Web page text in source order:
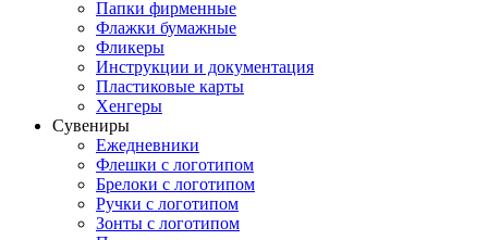
Папки фирменные
Флажки бумажные
Фликеры
Инструкции и документация
Пластиковые карты
Хенгеры
Сувениры
Ежедневники
Флешки с логотипом
Брелоки с логотипом
Ручки с логотипом
Зонты с логотипом